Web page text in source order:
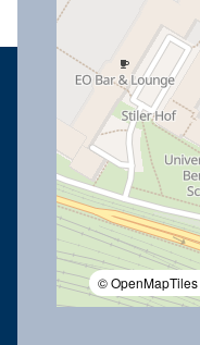
© OpenMapTiles